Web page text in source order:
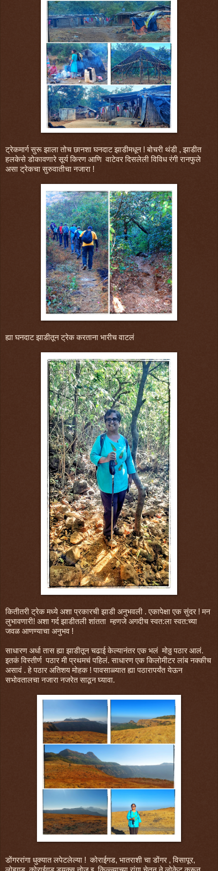
ट्रेकमार्ग सुरू झाला तोच छानशा घनदाट झाडीमधून ! बोचरी थंडी , झाडीत
हलकेसे डोकावणारे सूर्य किरण आणि वाटेवर दिसलेली विविध रंगी रानफुले
असा ट्रेकचा सुरुवातीचा नजारा !
ह्या घनदाट झाडीतून ट्रेक करताना भारीच वाटलं
कितीतरी ट्रेक मध्ये अशा प्रकारची झाडी अनुभवली . एकापेक्षा एक सुंदर ! मन
लुभावणारी! अशा गर्द झाडीतली शांतता म्हणजे अगदीच स्वत:ला स्वत:च्या
जवळ आणण्याचा अनुभव !
साधारण अर्धा तास ह्या झाडीतून चढाई केल्यानंतर एक भलं मोठ्ठ पठार आलं.
इतकं विस्तीर्ण पठार मी प्रथमचं पहिलं. साधारण एक किलोमीटर लांब नक्कीच
असावं . हे पठार अतिशय मोहक ! पावसाळ्यात ह्या पठारापर्यंत येऊन
सभोवतालचा नजारा नजरेत साठून घ्यावा.
डोंगररांगा धुक्यात लपेटलेल्या ! कोराईगड, भातराशी चा डोंगर , विसापूर,